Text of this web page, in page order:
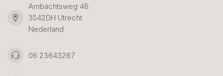
Ambachtsweg 46
3542DH Utrecht
Nederland
06 23643267